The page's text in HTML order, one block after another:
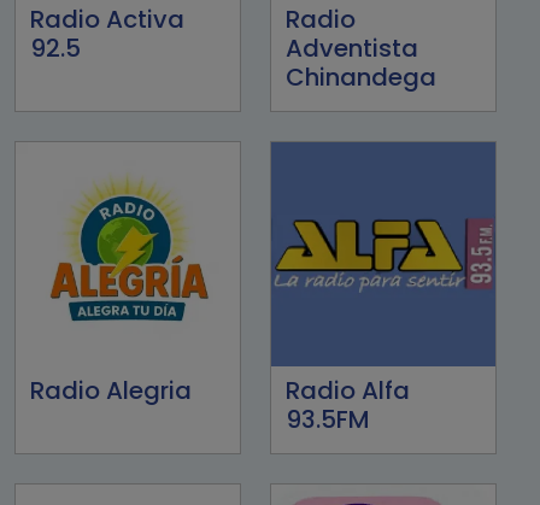
Radio Activa
92.5
Radio
Adventista
Chinandega
Radio Alegria
Radio Alfa
93.5FM